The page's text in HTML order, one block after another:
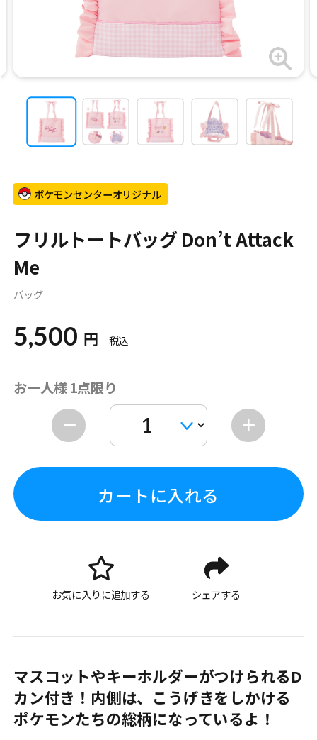
ポケモンセンターオリジナル
フリルトートバッグ Don’t Attack
Me
バッグ
5,500 円 税込
お一人様 1点限り
カートに入れる
お気に入りに追加する シェアする
マスコットやキーホルダーがつけられるD
カン付き！内側は、こうげきをしかける
ポケモンたちの総柄になっているよ！